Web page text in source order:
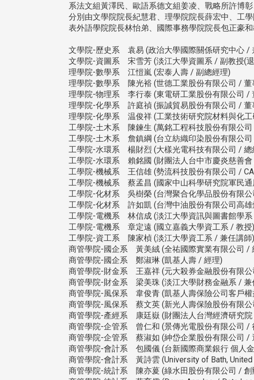
系法文組黃澤民、歐語系德文組姜凌、戰略所許博
分別由文學院院長紀慧君、理學院院長薛宏中、工
表外語學院院長林怡弟、國際事務學院院長包正豪和
文學院-歷史系 袁易 (政治大學國際關係研究中心 /
文學院-資圖系 宋雪芳 (淡江大學資圖系 / 副教授(
理學院-數學系 江愷嵐 (宏泰人壽 / 副總經理)
理學院-數學系 陳光裕 (世德工業股份有限公司 / 董
理學院-物理系 李行泰 (東電研工業股份有限公司 /
理學院-化學系 許庭禎 (振誠貿易股份有限公司 / 董
理學院-化學系 温俊祥 (工業技術研究院材料與化
工學院-土木系 陳鍊生 (萬銘工程科技股份有限公
工學院-土木系 詹鎮綱 (台立紡織印染股份有限公
工學院-水環系 楊財烈 (大樣光電科技有限公司 / 總
工學院-水環系 賴銘國 (財團法人台中市慶炎慈善
工學院-機械系 王信雄 (勢流科技股份有限公司 /
工學院-機械系 蔡孟昌 (國家中山科學研究院軍民
工學院-化材系 吳樹榮 (台灣聚合化學品股份有限
工學院-化材系 許如凱 (台灣中油股份有限公司高
工學院-電機系 林信成 (淡江大學資訊與圖書館學
工學院-電機系 章定遠 (國立嘉義大學資工系 / 教授)
工學院-資工系 陳家楨 (淡江大學資工系 / 兼任講師)
商管學院-國企系 黃美絨 (全祐國際實業有限公司 /
商管學院-國企系 鄭淑琳 (凱基人壽 / 經理)
商管學院-財金系 王嘉祥 (元大殺券金融股份有限
商管學院-財金系 梁美珠 (淡江大學財務金融系 / 兼
商管學院-風保系 韋俊青 (凱基人壽保險公司客戶
商管學院-風保系 蔡文英 (新光人壽保險股份有限
商管學院-產經系 康廷嶽 (財團法人台灣經濟研究
商管學院-企管系 曾仁和 (景傳光電股份有限公司 /
商管學院-企管系 蔡淑如 (紳岱企業股份有限公司 /
商管學院-會計系 包國儀 (台新國際商業銀行 個人
商管學院-會計系 黃詩雲 (University of Bath,
商管學院-統計系 陳亦萲 (綠水田股份有限公司 / 創